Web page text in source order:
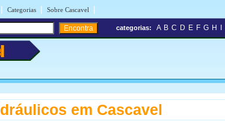
| Categorias | Sobre Cascavel |
categorias: A B C D E F G H
em Cascavel